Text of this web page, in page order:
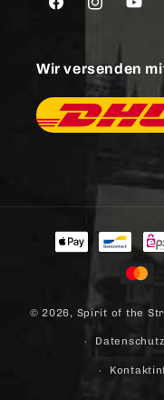
FacebookInstagram
Wir versenden
© 2026, Spirit of the